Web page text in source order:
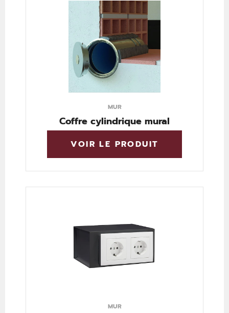
MUR
Coffre cylindrique mural
VOIR LE PRODUIT
MUR